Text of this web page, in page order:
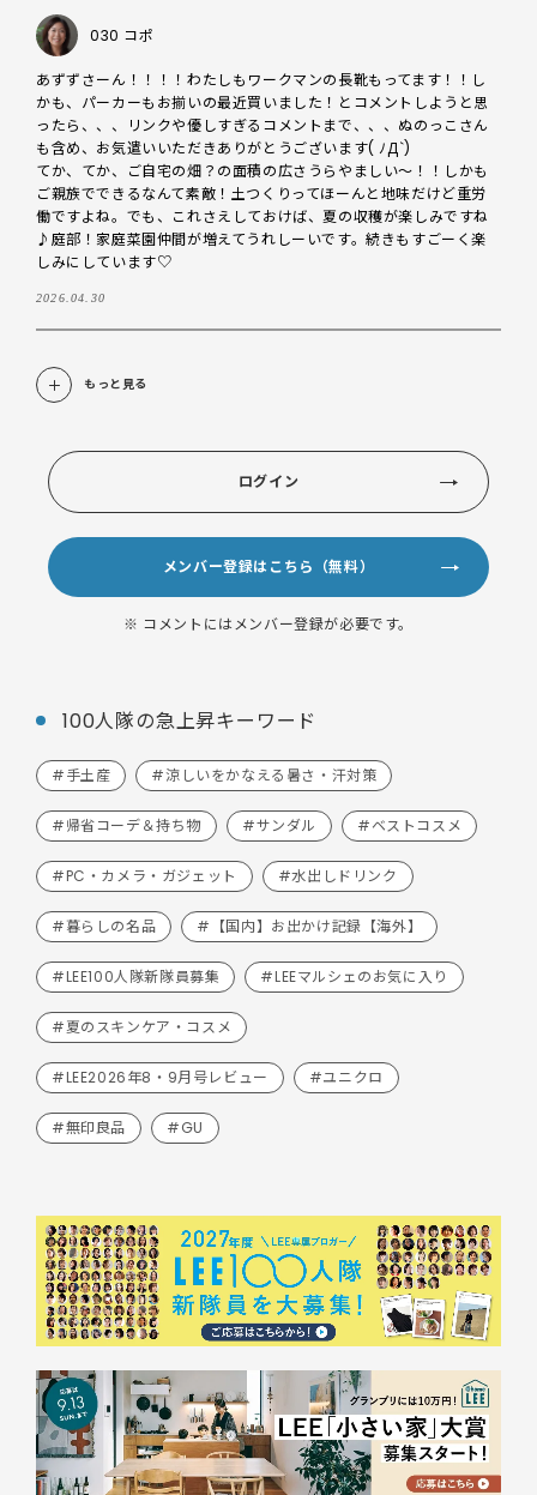
030 コポ
あずずさーん！！！！わたしもワークマンの長靴もってます！！し
かも、パーカーもお揃いの最近買いました！とコメントしようと思
ったら、、、リンクや優しすぎるコメントまで、、、ぬのっこさん
も含め、お気遣いいただきありがとうございます( ﾉД`)
てか、てか、ご自宅の畑？の面積の広さうらやましい～！！しかも
ご親族でできるなんて素敵！土つくりってほーんと地味だけど重労
働ですよね。でも、これさえしておけば、夏の収穫が楽しみですね
♪庭部！家庭菜園仲間が増えてうれしーいです。続きもすごーく楽
しみにしています♡
2026.04.30
もっと見る
ログイン
メンバー登録はこちら（無料）
※ コメントにはメンバー登録が必要です。
100人隊の急上昇キーワード
#手土産 #涼しいをかなえる暑さ・汗対策
#帰省コーデ＆持ち物 #サンダル #ベストコスメ
#PC・カメラ・ガジェット #水出しドリンク
#暮らしの名品 #【国内】お出かけ記録【海外】
#LEE100人隊新隊員募集 #LEEマルシェのお気に入り
#夏のスキンケア・コスメ
#LEE2026年8・9月号レビュー #ユニクロ
#無印良品 #GU